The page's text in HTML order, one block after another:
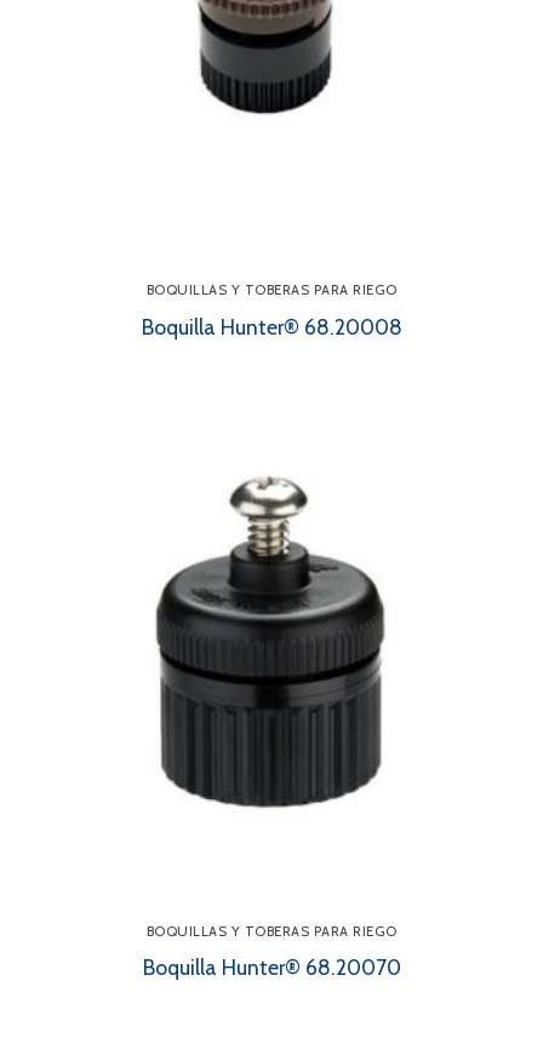
BOQUILLAS Y TOBERAS PARA RIEGO
Boquilla Hunter® 68.20008
BOQUILLAS Y TOBERAS PARA RIEGO
Boquilla Hunter® 68.20070